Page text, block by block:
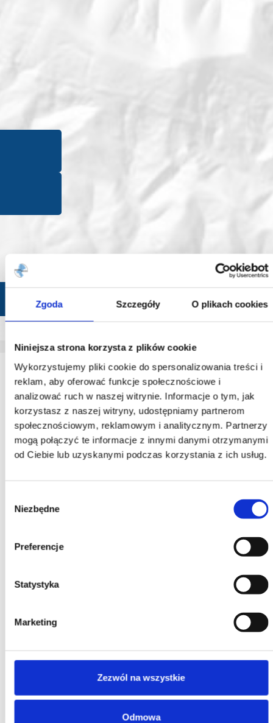
Zgoda Szczegóły O plikach cookies
Niniejsza strona korzysta z plików cookie
Wykorzystujemy pliki cookie do spersonalizowania treści i
reklam, aby oferować funkcje społecznościowe i
analizować ruch w naszej witrynie. Informacje o tym, jak
korzystasz z naszej witryny, udostępniamy partnerom
społecznościowym, reklamowym i analitycznym. Partnerzy
mogą połączyć te informacje z innymi danymi otrzymanymi
od Ciebie lub uzyskanymi podczas korzystania z ich usług.
zgody
Niezbędne
Preferencje
Statystyka
Marketing
Zezwól na wszystkie
Odmowa